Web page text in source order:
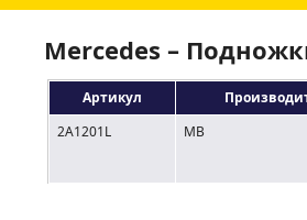
Mercedes –
Артикул
2A1201L
MB